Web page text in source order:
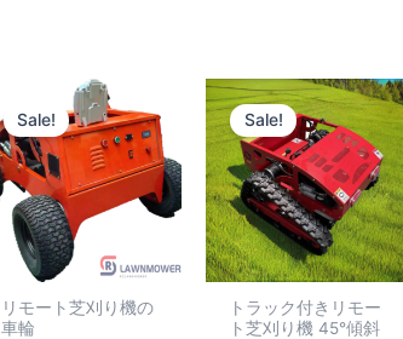
Sale!
リモート芝刈り機の
車輪
価
格
帯:
$1,300.00
–
$2,000.00
こ
の
商
品
に
は
複
数
Sale!
トラック付きリモー
ト芝刈り機 45°傾斜
価
格
帯:
$1,700.00
–
$2,100.00
こ
の
商
品
に
は
複
数